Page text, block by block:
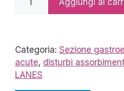
e
gatto
pasta
Categoria: Sezione
acute, disturbi
LANES